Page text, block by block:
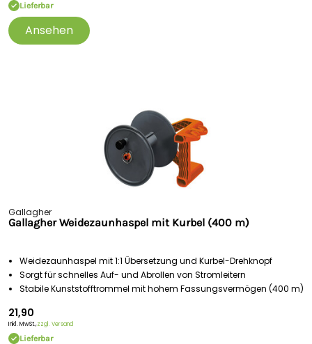
Lieferbar
Ansehen
Gallagher
Gallagher Weidezaunhaspel mit Kurbel (400 m)
Weidezaunhaspel mit 1:1 Übersetzung und Kurbel-Drehknopf
Sorgt für schnelles Auf- und Abrollen von Stromleitern
Stabile Kunststofftrommel mit hohem Fassungsvermögen (400 m)
21,90
Inkl. MwSt.,zzgl. Versand
Lieferbar